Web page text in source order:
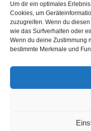
Um dir ein optimales
Cookies, um
zuzugreifen. Wenn du
wie das Surfverhalten oder
Wenn du deine Zustimmung
bestimmte Merkmale und
ONLINE-